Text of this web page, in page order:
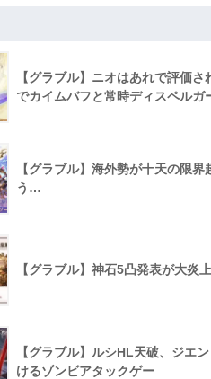
【グラブル】ニオはあれで評価
でカイムバフと常時ディスペル
【グラブル】海外勢が十天の限
う…
【グラブル】神石5凸発表が大炎上
【グラブル】ルシHL天破、ジエ
けるゾンビアタックゲー